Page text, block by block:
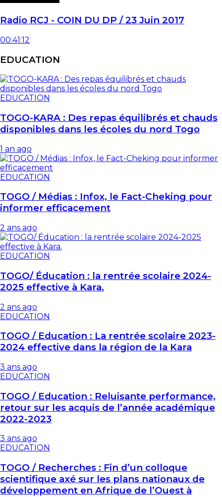
Radio RCJ - COIN DU DP / 23 Juin 2017
00:41:12
EDUCATION
EDUCATION
TOGO-KARA : Des repas équilibrés et chauds
disponibles dans les écoles du nord Togo
1 an ago
EDUCATION
TOGO / Médias : Infox, le Fact-Cheking pour
informer efficacement
2 ans ago
EDUCATION
TOGO/ Éducation : la rentrée scolaire 2024-
2025 effective à Kara.
2 ans ago
EDUCATION
TOGO / Education : La rentrée scolaire 2023-
2024 effective dans la région de la Kara
3 ans ago
EDUCATION
TOGO / Education : Reluisante performance,
retour sur les acquis de l’année académique
2022-2023
3 ans ago
EDUCATION
TOGO / Recherches : Fin d’un colloque
scientifique axé sur les plans nationaux de
développement en Afrique de l’Ouest à